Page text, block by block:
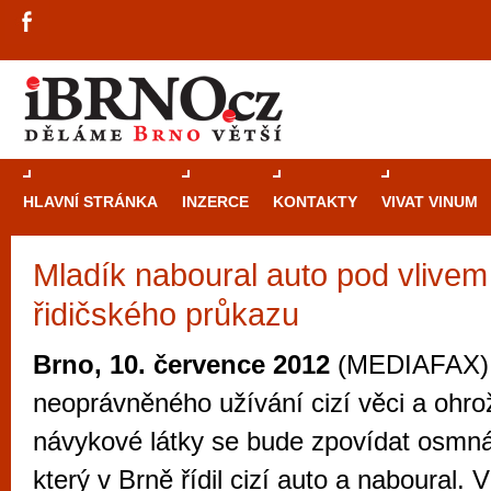
HLAVNÍ STRÁNKA INZERCE KONTAKTY VIVAT VINUM
Mladík naboural auto pod
řidičského průkazu
Brno, 10. července 2012
neoprávněného užívání cizí věci a
návykové látky se bude zpovídat
který v Brně řídil cizí auto a naboural.
Průvodce
Brno je
zajímavé
restaurace,
Mimo jiné je ale také místem, kde si